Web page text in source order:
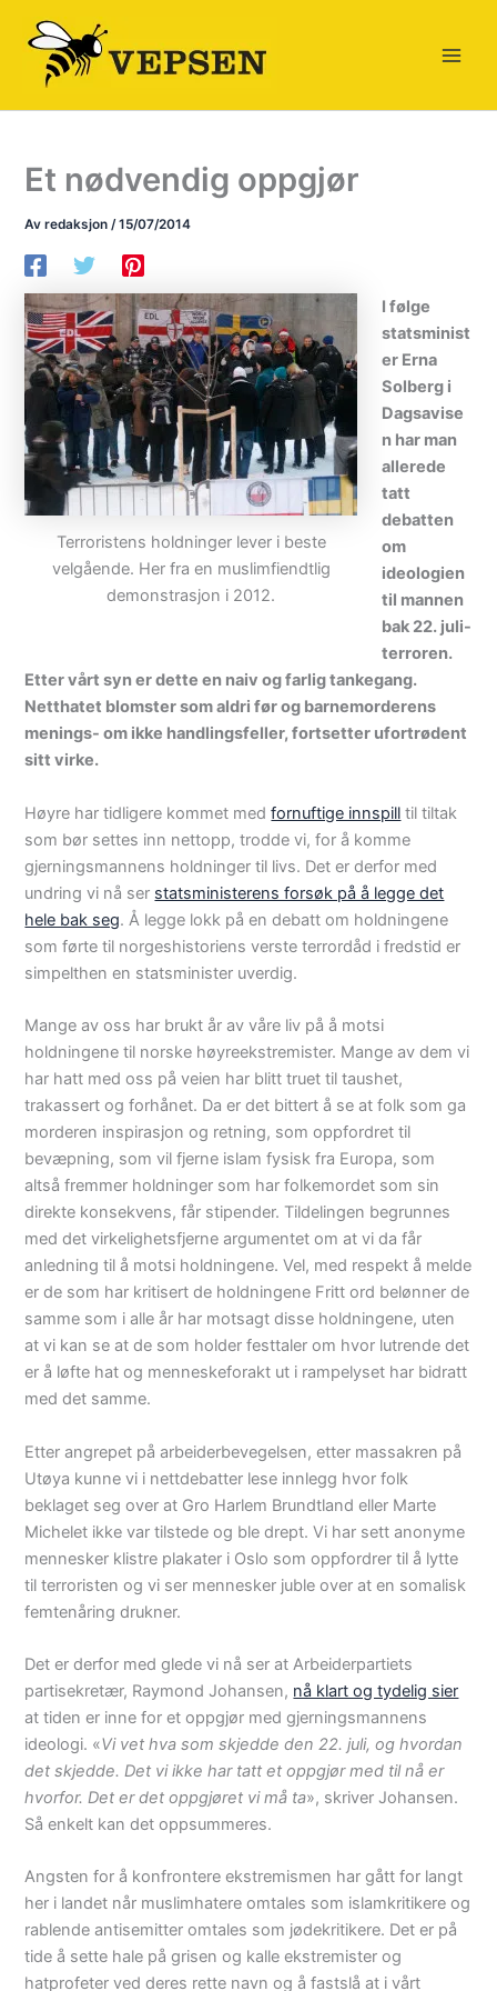
innholdet
Et nødvendig oppgjør
Av redaksjon/15/07/2014
Terroristens holdninger lever i beste
velgående. Her fra en muslimfiendtlig
demonstrasjon i 2012.
I følge
statsminist
er Erna
Solberg i
Dagsavise
n har man
allerede
tatt
debatten
om
ideologien
til mannen
bak 22. juli-
terroren.
Etter vårt syn er dette en naiv og farlig tankegang.
Netthatet blomster som aldri før og barnemorderens
menings- om ikke handlingsfeller, fortsetter ufortrødent
sitt virke.
Høyre har tidligere kommet medfornuftige innspill til tiltak
som bør settes inn nettopp, trodde vi, for å komme
gjerningsmannens holdninger til livs. Det er derfor med
undring vi nå ser statsministerens forsøk på å legge det
hele bak seg. Å legge lokk på en debatt om holdningene
som førte til norgeshistoriens verste terrordåd i fredstid er
simpelthen en statsminister uverdig.
Mange av oss har brukt år av våre liv på å motsi
holdningene til norske høyreekstremister. Mange av dem vi
har hatt med oss på veien har blitt truet til taushet,
trakassert og forhånet. Da er det bittert å se at folk som ga
morderen inspirasjon og retning, som oppfordret til
bevæpning, som vil fjerne islam fysisk fra Europa, som
altså fremmer holdninger som har folkemordet som sin
direkte konsekvens, får stipender. Tildelingen begrunnes
med det virkelighetsfjerne argumentet om at vi da får
anledning til å motsi holdningene. Vel, med respekt å melde
er de som har kritisert de holdningene Fritt ord belønner de
samme som i alle år har motsagt disse holdningene, uten
at vi kan se at de som holder festtaler om hvor lutrende det
er å løfte hat og menneskeforakt ut i rampelyset har bidratt
med det samme.
Etter angrepet på arbeiderbevegelsen, etter massakren på
Utøya kunne vi i nettdebatter lese innlegg hvor folk
beklaget seg over at Gro Harlem Brundtland eller Marte
Michelet ikke var tilstede og ble drept. Vi har sett anonyme
mennesker klistre plakater i Oslo som oppfordrer til å lytte
til terroristen og vi ser mennesker juble over at en somalisk
femtenåring drukner.
Det er derfor med glede vi nå ser at Arbeiderpartiets
partisekretær, Raymond Johansen, nå klart og tydelig sier
at tiden er inne for et oppgjør med gjerningsmannens
ideologi. «Vi vet hva som skjedde den 22. juli, og hvordan
det skjedde. Det vi ikke har tatt et oppgjør med til nå er
hvorfor. Det er det oppgjøret vi må ta», skriver Johansen.
Så enkelt kan det oppsummeres.
Angsten for å konfrontere ekstremismen har gått for langt
her i landet når muslimhatere omtales som islamkritikere og
rablende antisemitter omtales som jødekritikere. Det er på
tide å sette hale på grisen og kalle ekstremister og
hatprofeter ved deres rette navn og å fastslå at i vårt